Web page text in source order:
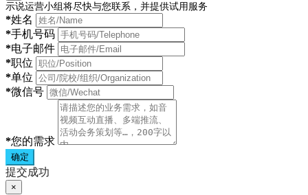
示说运营小组将尽快与您联系，并提供试用服务
*姓名
*手机号码
*电子邮件
*职位
*单位
*微信号
*您的需求
确定
提交成功
×